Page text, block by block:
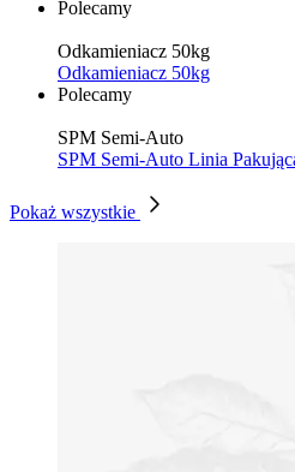
Polecamy
Odkamieniacz 50kg
Odkamieniacz 50kg
Polecamy
SPM Semi-Auto
SPM Semi-Auto Linia
Pokaż wszystkie